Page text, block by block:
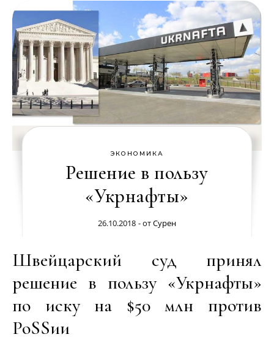
ЭКОНОМИКА
Решение в пользу
«Укрнафты»
26.10.2018 - отСурен
Швейцарский суд принял
решение в пользу «Укрнафты»
по иску на $50 млн против
РоSSии